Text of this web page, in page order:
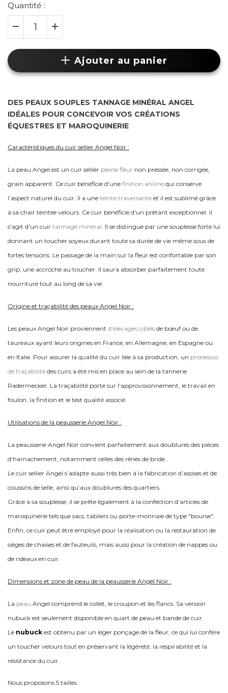
Quantité :
Ajouter au panier
DES PEAUX SOUPLES TANNAGE MINÉRAL ANGEL
IDÉALES POUR CONCEVOIR VOS CRÉATIONS
ÉQUESTRES ET MAROQUINERIE
Caractéristiques du cuir sellier Angel Noir :
La peau Angel est un cuir sellier pleine fleur non pressée, non corrigée,
grain apparent. Ce cuir bénéficie d'une finition aniline qui conserve
l’aspect naturel du cuir. Il a une teinte traversante et il est sublimé grâce
à sa chair teintée velours. Ce cuir bénéficie d'un prêtant exceptionnel. Il
s'agit d'un cuir tannage minéral. Il se distingue par une souplesse forte lui
donnant un toucher soyeux durant toute sa durée de vie même sous de
fortes tensions. Le passage de la main sur la fleur est confortable par son
grip, une accroche au toucher. Il saura absorber parfaitement toute
nourriture tout au long de sa vie.
Origine et traçabilité des peaux Angel Noir :
Les peaux Angel Noir proviennent d'élevages ciblés de bœuf ou de
taureaux ayant leurs origines en France, en Allemagne, en Espagne ou
en Italie. Pour assurer la qualité du cuir liée à sa production, un processus
de traçabilité des cuirs a été mis en place au sein de la tannerie
Radermecker. La traçabilité porte sur l'approvisionnement, le travail en
foulon, la finition et le test qualité associé.
Utilisations de la peausserie Angel Noir :
La peausserie Angel Noir convient parfaitement aux doublures des pièces
d'harnachement, notamment celles des rênes de bride.
Le cuir sellier Angel s’adapte aussi très bien à la fabrication d’assises et de
coussins de selle, ainsi qu’aux doublures des quartiers.
Grâce à sa souplesse, il se prête également à la confection d’articles de
maroquinerie tels que sacs, tabliers ou porte-monnaie de type "bourse".
Enfin, ce cuir peut être employé pour la réalisation ou la restauration de
sièges de chaises et de fauteuils, mais aussi pour la création de nappes ou
de rideaux en cuir.
Dimensions et zone de peau de la peausserie Angel Noir :
La peau Angel comprend le collet, le croupon et les flancs. Sa version
nubuck est seulement disponible en quart de peau et bande de cuir.
Le nubuck est obtenu par un léger ponçage de la fleur, ce qui lui confère
un toucher velours tout en préservant la légèreté, la respirabilité et la
résistance du cuir.
Nous proposons 5 tailles :